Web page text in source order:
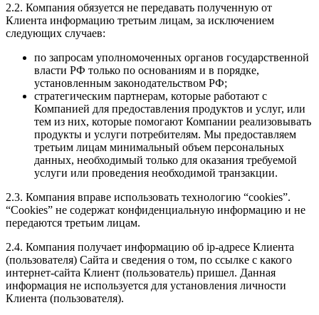
2.2. Компания обязуется не передавать полученную от
Клиента информацию третьим лицам, за исключением
следующих случаев:
по запросам уполномоченных органов государственной
власти РФ только по основаниям и в порядке,
установленным законодательством РФ;
стратегическим партнерам, которые работают с
Компанией для предоставления продуктов и услуг, или
тем из них, которые помогают Компании реализовывать
продукты и услуги потребителям. Мы предоставляем
третьим лицам минимальный объем персональных
данных, необходимый только для оказания требуемой
услуги или проведения необходимой транзакции.
2.3. Компания вправе использовать технологию “cookies”.
“Cookies” не содержат конфиденциальную информацию и не
передаются третьим лицам.
2.4. Компания получает информацию об ip-адресе Клиента
(пользователя) Сайта и сведения о том, по ссылке с какого
интернет-сайта Клиент (пользователь) пришел. Данная
информация не используется для установления личности
Клиента (пользователя).